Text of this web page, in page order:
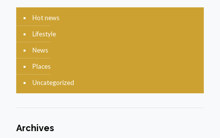
Hot news
Lifestyle
News
Places
Uncategorized
Archives